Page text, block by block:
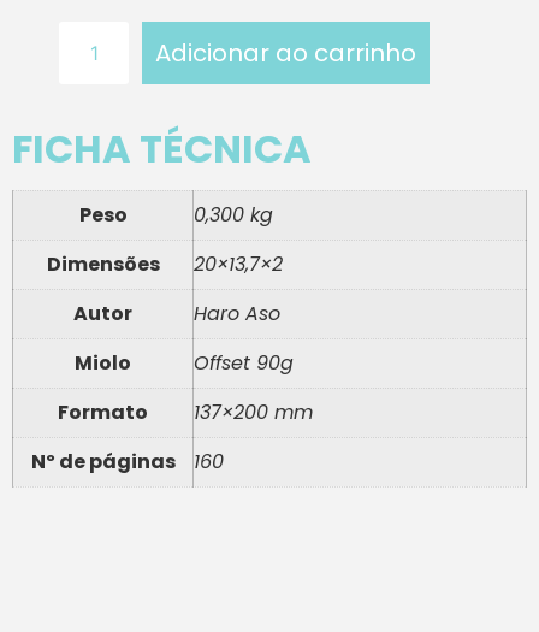
Adicionar ao carrinho
FICHA TÉCNICA
Peso
0,300 kg
Dimensões
20×13,7×2
Autor
Haro Aso
Miolo
Offset 90g
Formato
137×200 mm
Nº de páginas
160